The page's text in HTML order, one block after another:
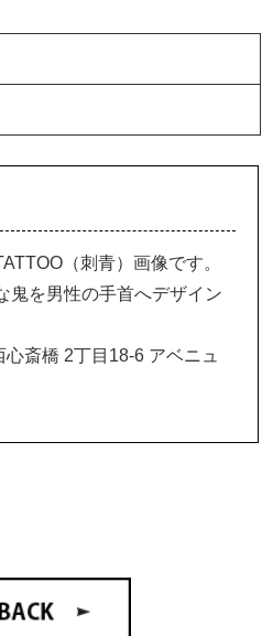
（刺青）画像です。
鬼を男性の手首へデザイン
斎橋 2丁目18-6 アベニュ